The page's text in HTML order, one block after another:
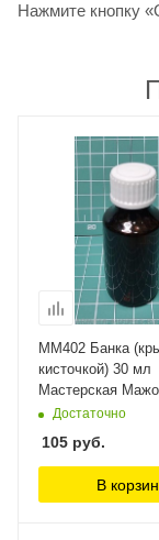
Нажмите кнопку
ММ402 Банка
кисточкой) 30 мл
Мастерская
Достаточно
105 руб.
В